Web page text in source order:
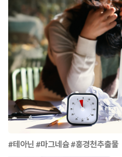
#테아닌 #마그네슘 #홍경천추출물